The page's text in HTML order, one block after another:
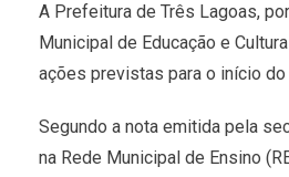
A Prefeitura de Três Lagoas,
Municipal de Educação e
ações previstas para o início
Segundo a nota emitida pela
na Rede Municipal de Ensino